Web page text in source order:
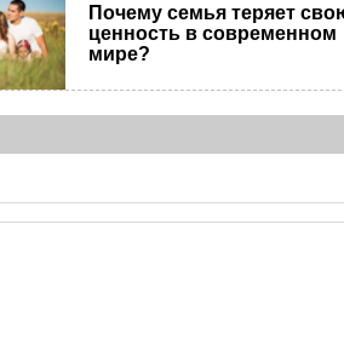
Почему семья теряет
ценность в современном
мире?